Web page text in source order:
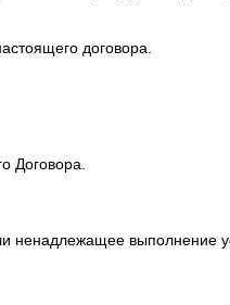
договора.
Договора.
ненадлежащее